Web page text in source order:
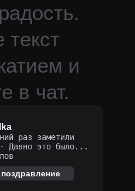
текст
и
в чат.
раз заметили
Давно это было...
поздравление